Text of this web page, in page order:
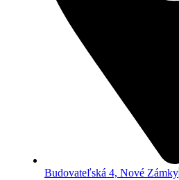
Budovateľská 4, Nové Zámky